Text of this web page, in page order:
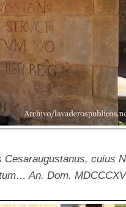
cuius
An. Dom.